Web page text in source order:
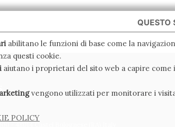
QUESTO
abilitano le funzioni di base come la
questi cookie.
aiutano i proprietari del sito web a capire
vengono utilizzati per monitorare i
POLICY